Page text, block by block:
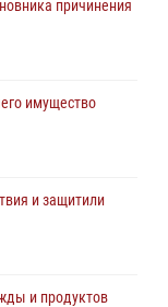
причинения
имущество
и защитили
и продуктов